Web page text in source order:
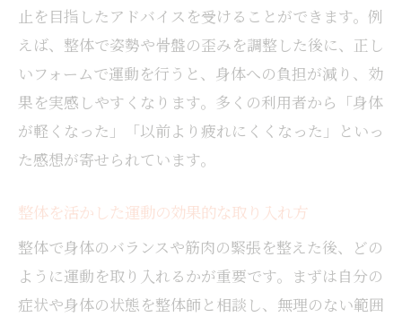
整体施術後の運動が疲労軽減に役立つ理由
整体と運動で全身の血行促進を実感しよう
疲労回復に整体運動をおすすめする根拠
身体のだるさに整体と運動が効くメカニズ
ム
スポーツ後の整体運動ケアが必要な理由
整体でパフォーマンス向上をサポートする
方法
運動と整体でケガ予防につなげるポイント
止を目指したアドバイスを受けることができます。例
えば、整体で姿勢や骨盤の歪みを調整した後に、正し
いフォームで運動を行うと、身体への負担が減り、効
果を実感しやすくなります。多くの利用者から「身体
が軽くなった」「以前より疲れにくくなった」といっ
た感想が寄せられています。
整体を活かした運動の効果的な取り入れ方
整体で身体のバランスや筋肉の緊張を整えた後、どの
ように運動を取り入れるかが重要です。まずは自分の
症状や身体の状態を整体師と相談し、無理のない範囲